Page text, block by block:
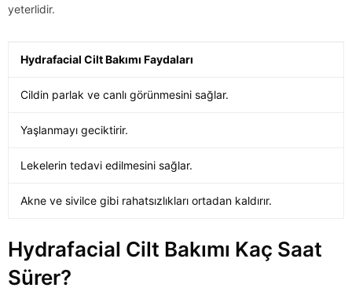
yeterlidir.
Hydrafacial Cilt Bakımı Faydaları
Cildin parlak ve canlı görünmesini sağlar.
Yaşlanmayı geciktirir.
Lekelerin tedavi edilmesini sağlar.
Akne ve sivilce gibi rahatsızlıkları ortadan kaldırır.
Hydrafacial Cilt Bakımı Kaç Saat
Sürer?